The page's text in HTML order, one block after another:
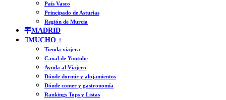
País Vasco
Principado de Asturias
Región de Murcia
MADRID
MUCHO +
Tienda viajera
Canal de Youtube
Ayuda al Viajero
Dónde dormir y alojamientos
Dónde comer y gastronomía
Rankings Tops y Listas